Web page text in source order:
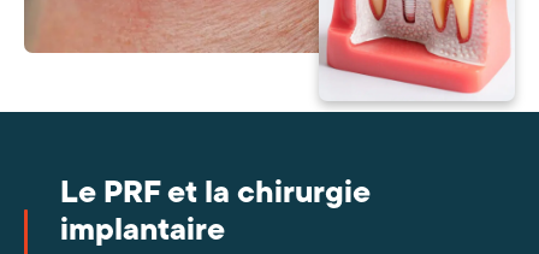
Le PRF et la chirurgie
implantaire